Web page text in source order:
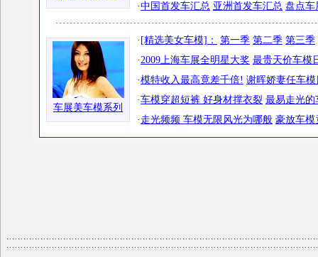
·中国首发车汇总 亚洲首发车汇总 盘点车
车展美车模系列
· [精选美女车模]： 第一季 第二季 第三季
·2009上海车展全明星大奖 最贵天价车模
·模特收入最高竟差千倍! 谢晖娇妻任车
·车模穿超短裤 好身材撑衣裂 最易走光的
· 走光频频 车模无限风光为哪般 豪放车模